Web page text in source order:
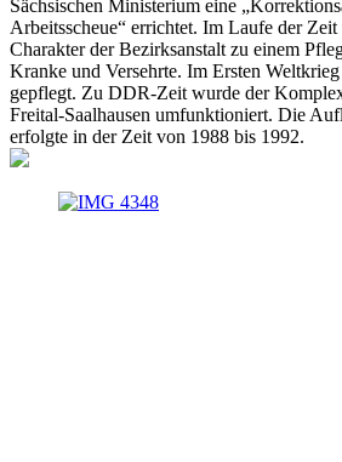
Sächsischen Ministerium eine
Arbeitsscheue“ errichtet. Im Laufe der
Charakter der Bezirksanstalt zu einem
Kranke und Versehrte. Im Ersten
gepflegt. Zu DDR-Zeit wurde der
Freital-Saalhausen umfunktioniert. Die
erfolgte in der Zeit von 1988 bis 1992.